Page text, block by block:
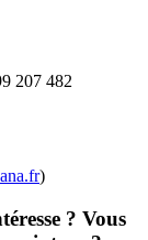
207 482
)
? Vous